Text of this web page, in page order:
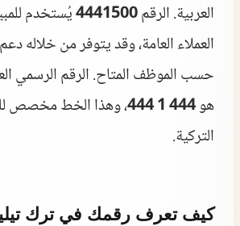
العربية. الرقم4441500يُستخدم
العملاء العامة، وقد يتوفر من خلاله
حسب الموظف المتاح. الرقم الرسمي
هو444 1 444
، وهذا الخط مخصص
التركية.
كيف تعرف رقمك في ترك